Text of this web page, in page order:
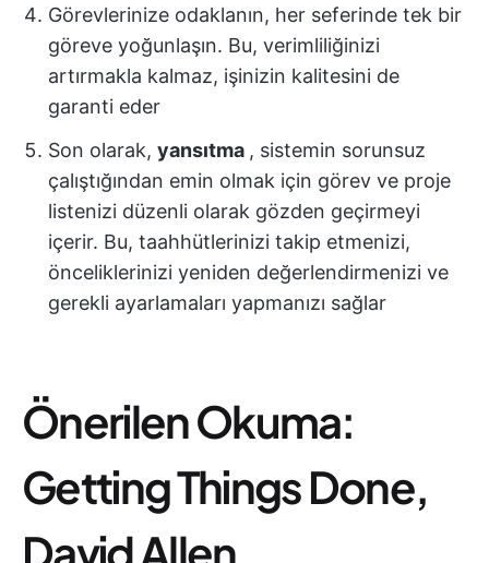
Görevlerinize odaklanın, her seferinde tek bir
göreve yoğunlaşın. Bu, verimliliğinizi
artırmakla kalmaz, işinizin kalitesini de
garanti eder
Son olarak, yansıtma , sistemin sorunsuz
çalıştığından emin olmak için görev ve proje
listenizi düzenli olarak gözden geçirmeyi
içerir. Bu, taahhütlerinizi takip etmenizi,
önceliklerinizi yeniden değerlendirmenizi ve
gerekli ayarlamaları yapmanızı sağlar
Önerilen Okuma:
Getting Things Done,
David Allen